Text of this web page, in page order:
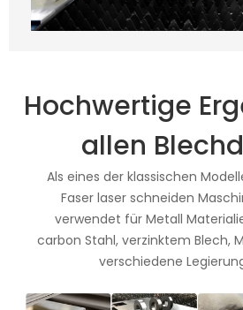
Hochwertige
allen
Als eines der klassischen
Faser laser schneiden
verwendet für Metall
carbon Stahl, verzinktem Blech,
verschiedene